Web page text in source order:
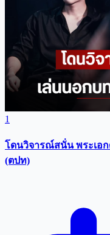
1
โดนวิจารณ์สนั่น พระเอ
(ตปท)